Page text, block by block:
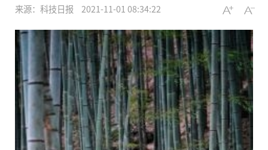
来源：科技日报 2021-11-01 08:34:22